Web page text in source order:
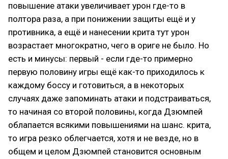
повышение атаки увеличивает урон где-то в
полтора раза, а при понижении защиты ещё и у
противника, а ещё и нанесении крита тут урон
возрастает многократно, чего в ориге не было. Но
есть и минусы: первый - если где-то примерно
первую половину игры ещё как-то приходилось к
каждому боссу и готовиться, а в некоторых
случаях даже запоминать атаки и подстраиваться,
то начиная со второй половины, когда Дзюмпей
облапается всякими повышениями на шанс. крита,
то игра резко облегчается, хотя и не везде, но в
общем и целом Дзюмпей становится основным